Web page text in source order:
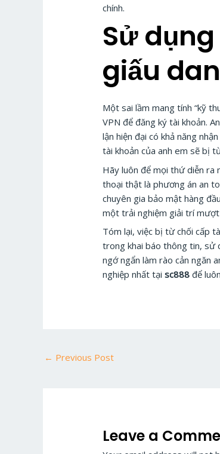
chính.
Sử
giấu
Một sai lầm mang tính “kỹ
VPN để đăng ký tài khoản.
lận hiện đại có khả năng
tài khoản của anh em sẽ bị
Hãy luôn để mọi thứ diễn ra
thoại thật là phương án an
chuyên gia bảo mật hàng
một trải nghiệm giải trí
Tóm lại, việc bị từ chối cấp
trong khai báo thông tin, sử
ngớ ngẩn làm rào cản ngăn
nghiệp nhất tạisc888 để
← Previous Post
Leave a